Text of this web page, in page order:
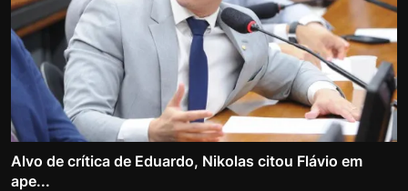
Alvo de crítica de Eduardo, Nikolas citou Flávio em
ape...